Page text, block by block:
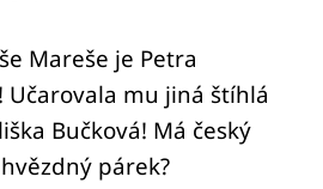
Mareše je Petra
Učarovala mu jiná štíhlá
Bučková! Má český
párek?